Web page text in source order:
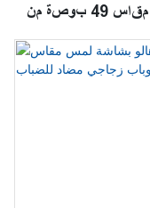
الشاشة الكبيرة مقاس 49 بوصة من Haloo لما يصل